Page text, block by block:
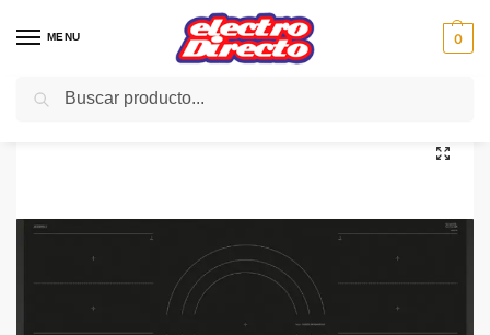
MENU 0
Inicio Gama blanca Encimeras